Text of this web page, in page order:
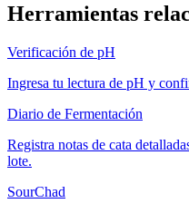
Herramientas
Verificación de pH
Ingresa tu lectura de pH y
Diario de Fermentación
Registra notas de cata
lote.
SourChad